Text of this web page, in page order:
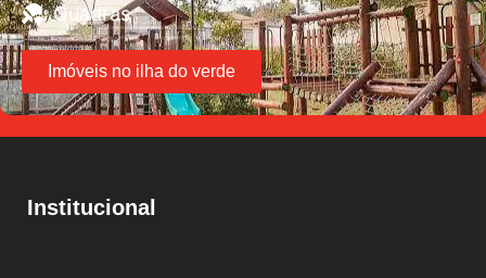
Quadras
Imóveis no ilha do verde
Institucional